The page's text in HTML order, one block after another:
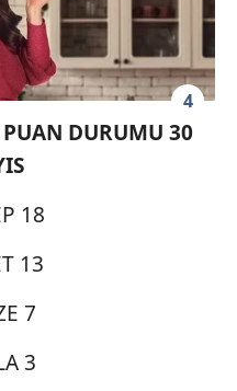
4
DURUMU 30
18
13
7
3